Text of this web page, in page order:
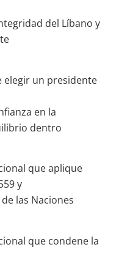
del Líbano y
elegir un presidente
en la
dentro
que aplique
y
las Naciones
que condene la